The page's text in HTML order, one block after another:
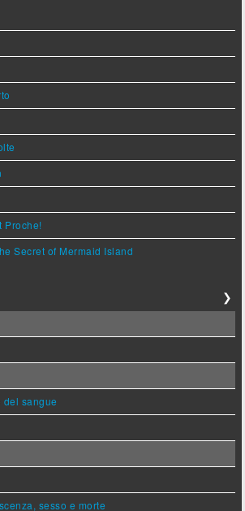
Proche!
Secret of Mermaid Island
❯
del sangue
sesso e morte